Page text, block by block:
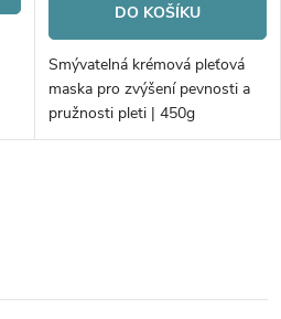
DO KOŠÍKU
Smývatelná krémová pleťová
maska pro zvýšení pevnosti a
pružnosti pleti | 450g